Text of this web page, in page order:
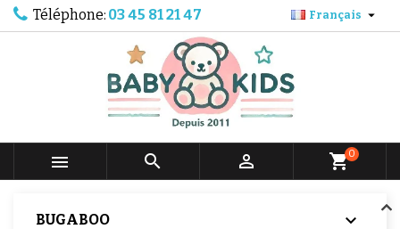
Téléphone: 03 45 81 21 47 Français 
   shopping_cart0
BUGABOO